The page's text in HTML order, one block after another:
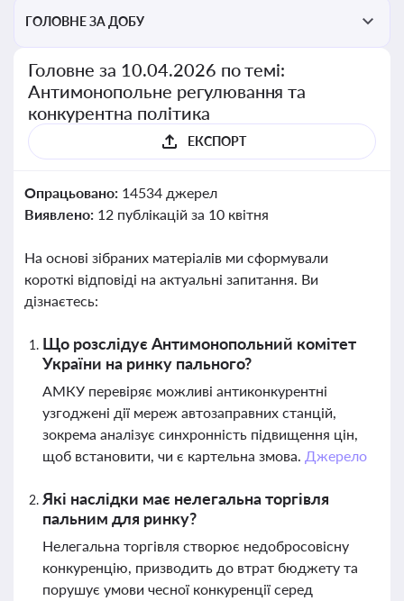
ГОЛОВНЕ ЗА ДОБУ
Головне за 10.04.2026 по темі:
Антимонопольне регулювання та
конкурентна політика
ЕКСПОРТ
Опрацьовано: 14534 джерел
Виявлено: 12 публікацій за 10 квітня
На основі зібраних матеріалів ми сформували
короткі відповіді на актуальні запитання. Ви
дізнаєтесь:
Що розслідує Антимонопольний комітет
України на ринку пального?
АМКУ перевіряє можливі антиконкурентні
узгоджені дії мереж автозаправних станцій,
зокрема аналізує синхронність підвищення цін,
щоб встановити, чи є картельна змова. Джерело
Які наслідки має нелегальна торгівля
пальним для ринку?
Нелегальна торгівля створює недобросовісну
конкуренцію, призводить до втрат бюджету та
порушує умови чесної конкуренції серед